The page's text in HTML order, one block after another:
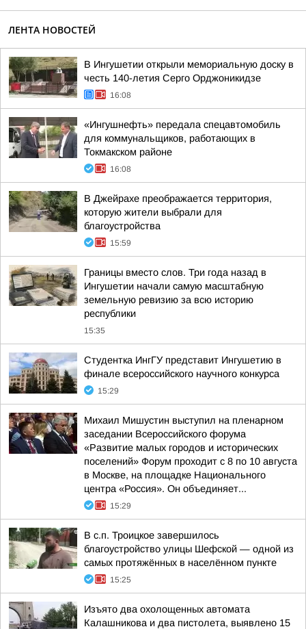
ЛЕНТА НОВОСТЕЙ
В Ингушетии открыли мемориальную доску в
честь 140-летия Серго Орджоникидзе
16:08
«Ингушнефть» передала спецавтомобиль
для коммунальщиков, работающих в
Токмакском районе
16:08
В Джейрахе преображается территория,
которую жители выбрали для
благоустройства
15:59
Границы вместо слов. Три года назад в
Ингушетии начали самую масштабную
земельную ревизию за всю историю
республики
15:35
Студентка ИнгГУ представит Ингушетию в
финале всероссийского научного конкурса
15:29
Михаил Мишустин выступил на пленарном
заседании Всероссийского форума
«Развитие малых городов и исторических
поселений» Форум проходит с 8 по 10 августа
в Москве, на площадке Национального
центра «Россия». Он объединяет...
15:29
В с.п. Троицкое завершилось
благоустройство улицы Шефской — одной из
самых протяжённых в населённом пункте
15:25
Изъято два охолощенных автомата
Калашникова и два пистолета, выявлено 15